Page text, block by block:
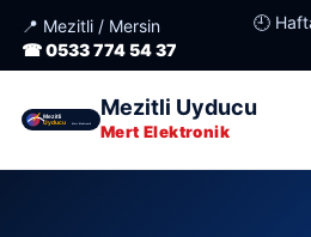
📍 Mezitli / Mersin
🕘
☎ 0533 774 54 37
Mezitli Uyducu
Mert Elektronik